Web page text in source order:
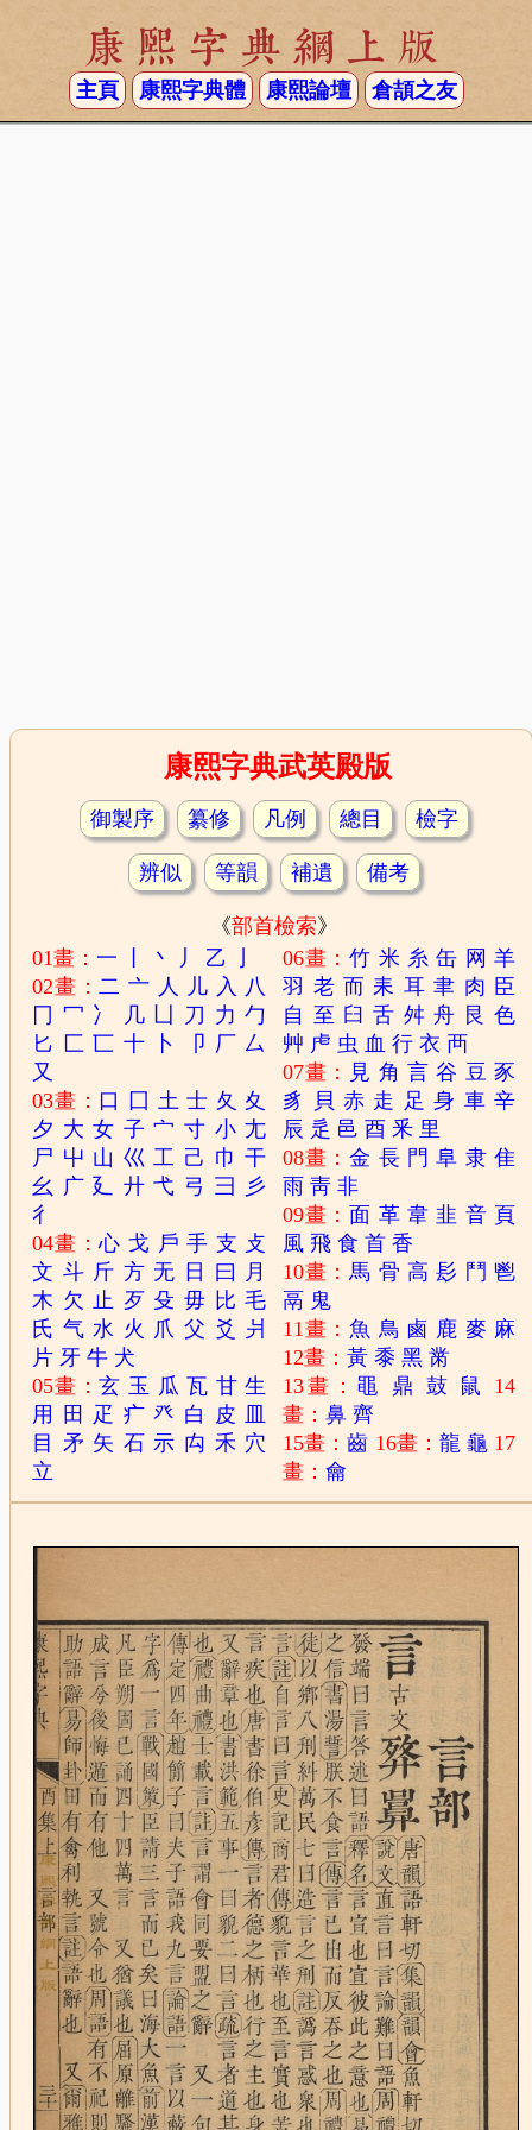
康熙字典網上版
主頁 康熙字典體 康熙論壇 倉頡之友
康熙字典武英殿版
御製序 纂修 凡例 總目 檢字
辨似 等韻 補遺 備考
《部首檢索》
01畫：一 丶 丿 乙
02畫：二 亠 人 儿 入 八
冂 冖 冫 几 凵 刀 力 勹
匕 匚 匸 十 卜 卩 厂 厶
又
03畫： 口 囗 土 士 夂 夊
夕 大 女 子 宀 寸 小 尢
尸 屮 山 巛 工 己 巾 干
幺 广 廴 廾 弋 弓 彐
彡
彳
04畫：心 戈 戶 手 支 攴
文 斗 斤 方 无 日 曰 月
木 欠 止 歹 殳 毋 比 毛
氏 气 水 火 爪 父 爻 爿
片 牙 牛 犬
05畫：玄 玉 瓜 瓦 甘 生
用
田 疋 疒 癶 白 皮
目
矛 矢 石 示 禸 禾 穴
立
06畫：竹 米 糸 缶 网 羊
羽 老 而 耒 耳 聿 肉 臣
自 至 臼 舌 舛 舟 艮 色
艸 虍 虫 血 行 衣 襾
07畫： 見 角 言 谷 豆 豕
豸
貝 赤 走 足 身 車 辛
辰 辵 邑 酉 釆 里
08畫：金 長 門 阜 隶 隹
雨 靑 非
09畫： 面 革 韋 韭 音 頁
風 飛 食 首 香
10畫：馬 骨 高 髟 鬥 鬯
鬲 鬼
11畫：魚 鳥 鹵 鹿 麥 麻
12畫：黃 黍 黑 黹
13畫： 黽 鼎 鼓 鼠
14
畫：鼻 齊
15畫：齒 16畫： 龍 龜 17
畫：龠